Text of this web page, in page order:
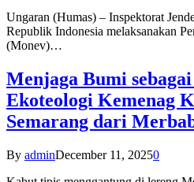
Ungaran (Humas) – Inspektorat
Republik Indonesia melaksanakan
(Monev)…
Menjaga Bumi
Ekoteologi Kemenag
Semarang dari
By adminDecember 11, 20250